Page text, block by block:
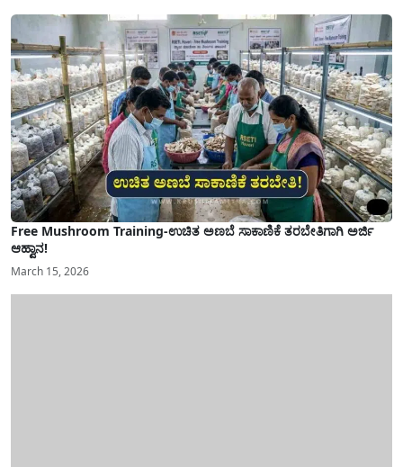
Free Mushroom Training-ಉಚಿತ ಅಣಬೆ ಸಾಕಾಣಿಕೆ ತರಬೇತಿಗಾಗಿ ಅರ್ಜಿ
ಆಹ್ವಾನ!
March 15, 2026